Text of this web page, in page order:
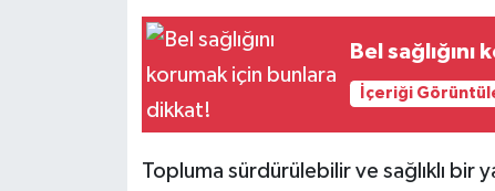
Bel
İçeriği
Topluma sürdürülebilir ve sağlıklı bir